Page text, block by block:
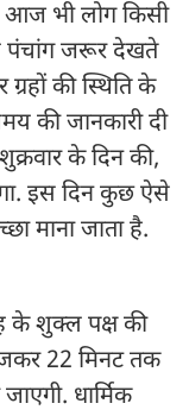
आज भी लोग किसी
जरूर देखते
की स्थिति के
की जानकारी दी
के दिन की,
इस दिन कुछ ऐसे
माना जाता है.
के शुक्ल पक्ष की
22 मिनट तक
धार्मिक